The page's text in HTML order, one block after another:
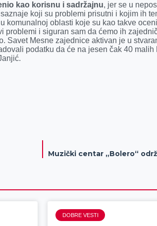
kao korisnu i sadržajnu, jer se u
koji su problemi prisutni i kojim ih
komunalnoj oblasti koje su kao takve
problemi i siguran sam da ćemo ih
Savet Mesne zajednice aktivan je u
podatku da će na jesen čak 40 malih
DOBRE VESTI